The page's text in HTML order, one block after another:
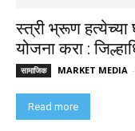
स्त्री भ्रूण हत्येच्या
योजना करा :
सामाजिक MARKET MEDIA -
Read more